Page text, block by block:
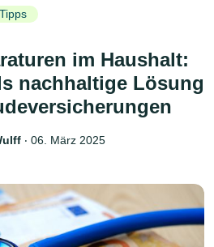
im Haushalt:
nachhaltige Lösung
‧ 06. März 2025